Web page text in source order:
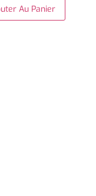
Au Panier